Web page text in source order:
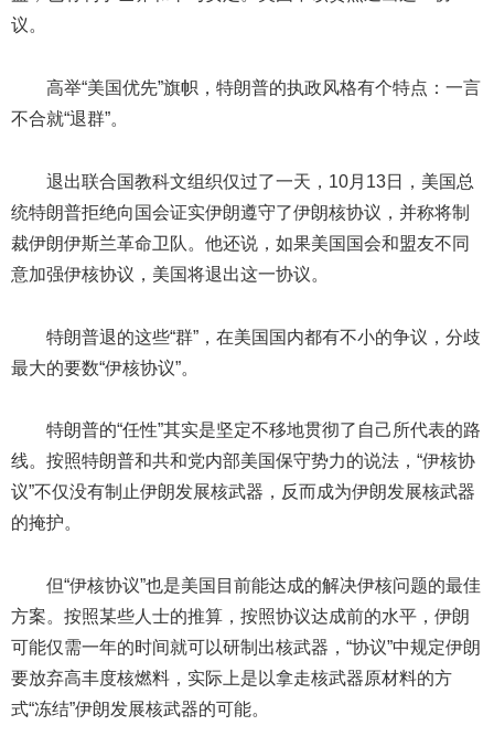
议。
高举“美国优先”旗帜，特朗普的执政风格有个特点：一言
不合就“退群”。
退出联合国教科文组织仅过了一天，10月13日，美国总
统特朗普拒绝向国会证实伊朗遵守了伊朗核协议，并称将制
裁伊朗伊斯兰革命卫队。他还说，如果美国国会和盟友不同
意加强伊核协议，美国将退出这一协议。
特朗普退的这些“群”，在美国国内都有不小的争议，分歧
最大的要数“伊核协议”。
特朗普的“任性”其实是坚定不移地贯彻了自己所代表的路
线。按照特朗普和共和党内部美国保守势力的说法，“伊核协
议”不仅没有制止伊朗发展核武器，反而成为伊朗发展核武器
的掩护。
但“伊核协议”也是美国目前能达成的解决伊核问题的最佳
方案。按照某些人士的推算，按照协议达成前的水平，伊朗
可能仅需一年的时间就可以研制出核武器，“协议”中规定伊朗
要放弃高丰度核燃料，实际上是以拿走核武器原材料的方
式“冻结”伊朗发展核武器的可能。